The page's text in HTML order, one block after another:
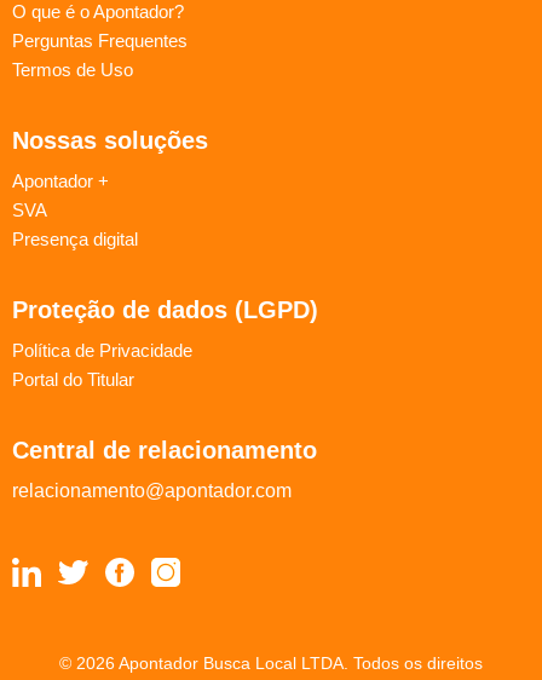
O que é o Apontador?
Perguntas Frequentes
Termos de Uso
Nossas soluções
Apontador +
SVA
Presença digital
Proteção de dados (LGPD)
Política de Privacidade
Portal do Titular
Central de relacionamento
relacionamento@apontador.com
© 2026 Apontador Busca Local LTDA. Todos os direitos